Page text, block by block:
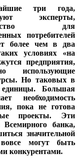
три года,
эксперты,
для
потребителей
более чем в два
условиях «на
предприятия,
использующие
Но таковых в
Большая
необходимость
пока не готова
проекты. Эти
банка,
значительной
могут быть
конкурентами.